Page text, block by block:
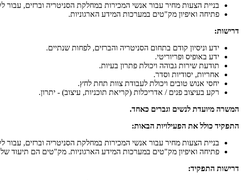
בניית הצעות מחיר עבור אנשי המכירות במחלקת הסניטריה וברזים, עבור
פתיחה ואיפיון מק"טים במערכות המידע הארגוניות.
דרישות:
ידע וניסיון קודם בתחום הסניטריה והברזים, לפחות שנתיים.
ידע באופיס ופריוריטי.
תודעת שירות גבוהה ויכולת פתרון בעיות.
אחריות, יסודיות וסדר.
יחסי אנוש טובים ויכולת לעבודת צוות תחת לחץ.
רקע בעיצוב פנים / אדריכלות (קריאת תוכניות, עיצוב) - יתרון.
המשרה מיועדת לנשים וגברים כאחד.
התפקיד כולל את הפעילויות הבאות:
בניית הצעות מחיר עבור אנשי המכירות במחלקת הסניטריה וברזים, עבור
פתיחה ואיפיון מק"טים במערכות המידע הארגוניות. מק"טים הם תיעוד
דרישות התפקיד: